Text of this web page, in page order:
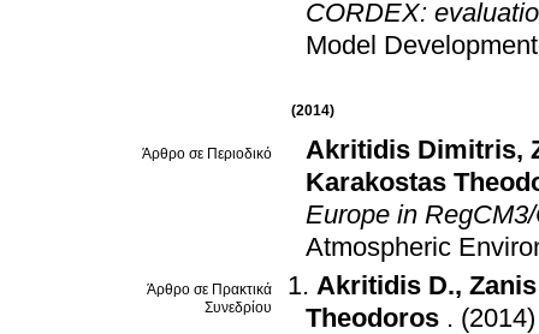
CORDEX:
Model Development
(2014)
Άρθρο σε Περιοδικό Akritidis Dimitris,
Karakostas
Europe in
Atmospheric
Άρθρο σε Πρακτικά
Συνεδρίου
Akritidis D.,
Theodoros . (2014)